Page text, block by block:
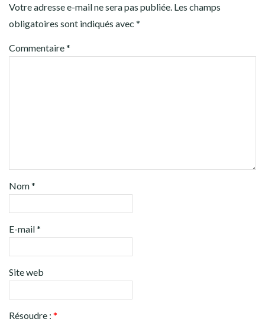
Votre adresse e-mail ne sera pas publiée. Les champs
obligatoires sont indiqués avec *
Commentaire*
Nom*
E-mail*
Site web
Résoudre : *